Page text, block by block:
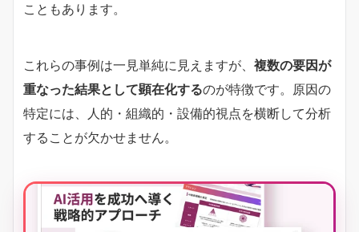
こともあります。
これらの事例は一見単純に見えますが、 複数の要因が
重なった結果として顕在化するのが特徴です。原因の
特定には、人的・組織的・設備的視点を横断して分析
することが欠かせません。